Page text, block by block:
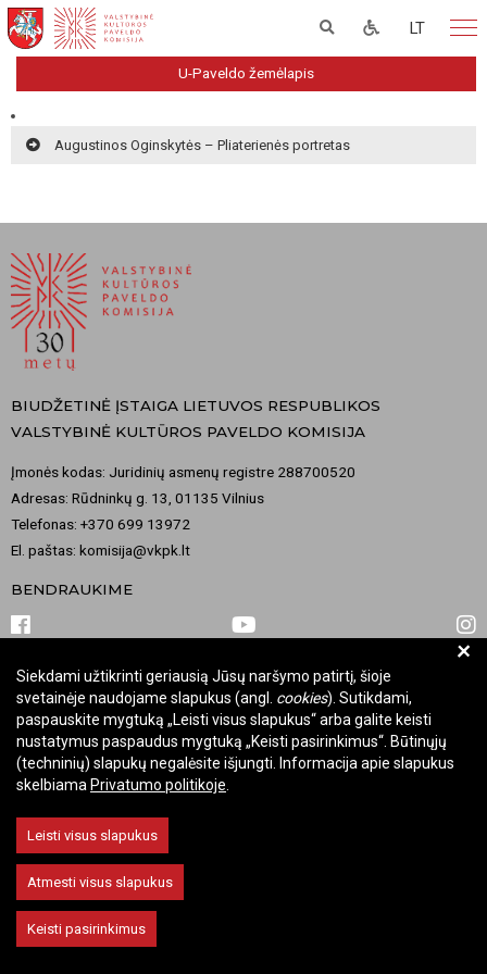
LT
U-Paveldo žemėlapis
Augustinos Oginskytės – Pliaterienės portretas
BIUDŽETINĖ ĮSTAIGA LIETUVOS RESPUBLIKOS
VALSTYBINĖ KULTŪROS PAVELDO KOMISIJA
Įmonės kodas: Juridinių asmenų registre 288700520
Adresas: Rūdninkų g. 13, 01135 Vilnius
Telefonas: +370 699 13972
El. paštas: komisija@vkpk.lt
BENDRAUKIME
© 2026 Valstybinė kultūros paveldo komisija. Visos teisės saugomos.
Keisti slapukų nustatymus
+
Siekdami užtikrinti geriausią Jūsų naršymo patirtį, šioje
svetainėje naudojame slapukus (angl. cookies). Sutikdami,
paspauskite mygtuką „Leisti visus slapukus“ arba galite keisti
nustatymus paspaudus mygtuką „Keisti pasirinkimus“. Būtinųjų
(techninių) slapukų negalėsite išjungti. Informacija apie slapukus
skelbiama Privatumo politikoje
Leisti visus slapukus
Atmesti visus slapukus
Keisti pasirinkimus